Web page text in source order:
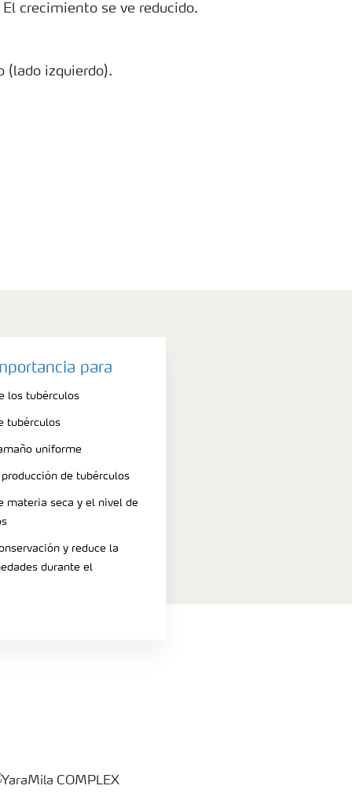
crecimiento se ve reducido.
(lado izquierdo).
para
los tubérculos
tubérculos
uniforme
de tubérculos
materia seca y el nivel de
y reduce la
durante el